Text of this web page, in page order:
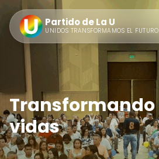
Partido de La U
UNIDOS TRANSFORMAMOS EL FUTURO
Transformando
vidas